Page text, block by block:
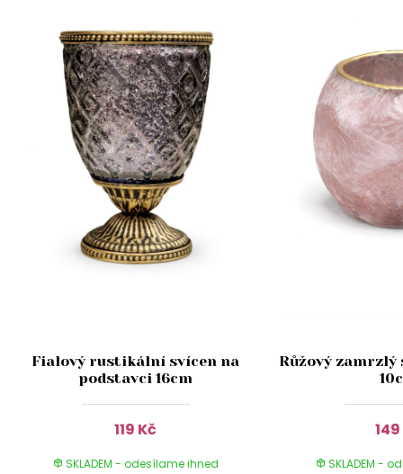
Fialový rustikální svícen na
podstavci 16cm
119 Kč
SKLADEM - odesílame ihned
Růžový zamrzlý
SKLADEM -